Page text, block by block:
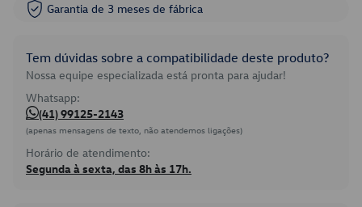
Garantia de 3 meses de fábrica
Tem dúvidas sobre a compatibilidade deste produto?
Nossa equipe especializada está pronta para ajudar!
Whatsapp:
(41) 99125-2143
(apenas mensagens de texto, não atendemos ligações)
Horário de atendimento:
Segunda à sexta, das 8h às 17h.